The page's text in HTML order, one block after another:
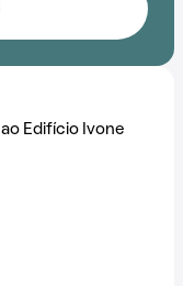
Edifício Ivone